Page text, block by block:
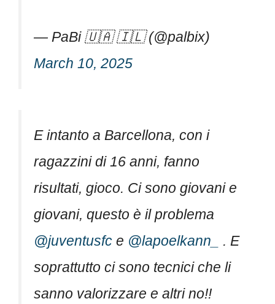
— PaBi 🇺🇦 🇮🇱 (@palbix)
March 10, 2025
E intanto a Barcellona, con i
ragazzini di 16 anni, fanno
risultati, gioco. Ci sono giovani e
giovani, questo è il problema
@juventusfc e @lapoelkann_
. E
soprattutto ci sono tecnici che li
sanno valorizzare e altri no!!